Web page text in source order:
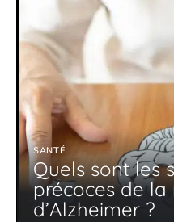
SANTÉ
Quels sont les
précoces de
d’Alzheimer ?